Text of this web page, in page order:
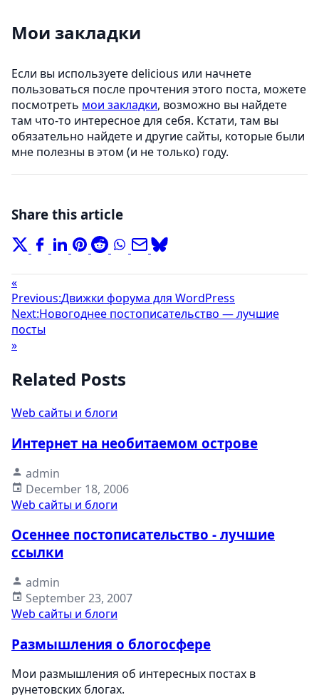
Мои закладки
Если вы используете delicious или начнете
пользоваться после прочтения этого поста, можете
посмотреть мои закладки, возможно вы найдете
там что-то интересное для себя. Кстати, там вы
обязательно найдете и другие сайты, которые были
мне полезны в этом (и не только) году.
Share this article
«
Previous:Движки форума для WordPress
Next:Новогоднее постописательство — лучшие
посты
»
Related Posts
Web сайты и блоги
Интернет на необитаемом острове
admin
December 18, 2006
Web сайты и блоги
Осеннее постописательство - лучшие
ссылки
admin
September 23, 2007
Web сайты и блоги
Размышления о блогосфере
Мои размышления об интересных постах в
рунетовских блогах.